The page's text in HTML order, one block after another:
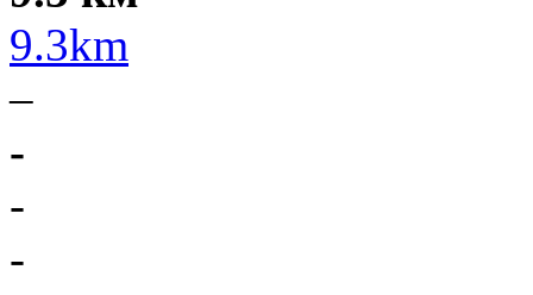
9.3km
–
-
-
-